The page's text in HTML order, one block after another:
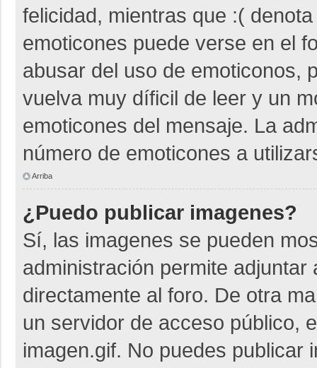
felicidad, mientras que :(
emoticones puede verse en el
abusar del uso de emoticonos,
vuelva muy díficil de leer y un
emoticones del mensaje. La
número de emoticones a
Arriba
¿Puedo publicar imagenes?
Sí, las imagenes se pueden
administración permite
directamente al foro. De otra
un servidor de acceso público,
imagen.gif. No puedes publicar